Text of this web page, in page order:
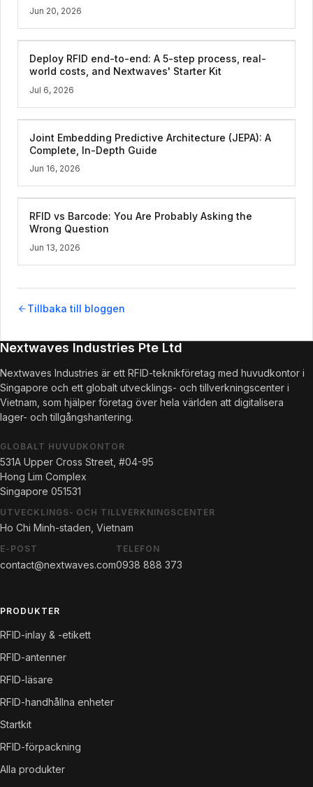
Jun 20, 2026
Deploy RFID end-to-end: A 5-step process, real-
world costs, and Nextwaves' Starter Kit
Jul 6, 2026
Joint Embedding Predictive Architecture (JEPA): A
Complete, In-Depth Guide
Jun 16, 2026
RFID vs Barcode: You Are Probably Asking the
Wrong Question
Jun 13, 2026
Tillbaka till bloggen
Nextwaves Industries Pte Ltd
Nextwaves Industries är ett RFID-teknikföretag med huvudkontor i
Singapore och ett globalt utvecklings- och tillverkningscenter i
Vietnam, som hjälper företag över hela världen att digitalisera
lager- och tillgångshantering.
GLOBALT HUVUDKONTOR
531A Upper Cross Street, #04-95
Hong Lim Complex
Singapore 051531
UTVECKLINGS- OCH TILLVERKNINGSCENTER
Ho Chi Minh-staden, Vietnam
E-POST
contact@nextwaves.com
TELEFON
0938 888 373
PRODUKTER
RFID-inlay & -etikett
RFID-antenner
RFID-läsare
RFID-handhållna enheter
Startkit
RFID-förpackning
Alla produkter